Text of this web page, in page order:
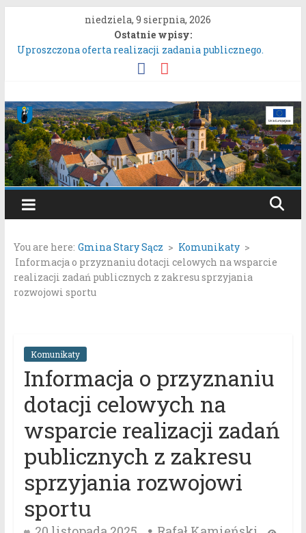
treści
niedziela, 9 sierpnia, 2026
Ostatnie wpisy:
Uproszczona oferta realizacji zadania publicznego.
ZARZĄDZENIE NR 136/2026BURMISTRZA STAREGO
oddania w najem, dzierżawę i użyczenie.
Konkurs Wieńców Dożynkowych Województwa
Małopolskiego.
Zgłaszanie uwag do oferty realizacji zadania publicznego
pn. „Integracyjna Grupa Teatralna” złożonej przez
Stowarzyszenie „Gniazdo”.
Konsultacje społeczne dotyczące zmiany „Miejscowego
Gmina
Stary
Sącz
Portal
Gminy
Stary
Sącz
You are here: Gmina Stary Sącz > Komunikaty >
Informacja o przyznaniu dotacji celowych na wsparcie
realizacji zadań publicznych z zakresu sprzyjania
rozwojowi sportu
Komunikaty
Informacja o przyznaniu
dotacji celowych na
wsparcie realizacji zadań
publicznych z zakresu
sprzyjania rozwojowi
sportu